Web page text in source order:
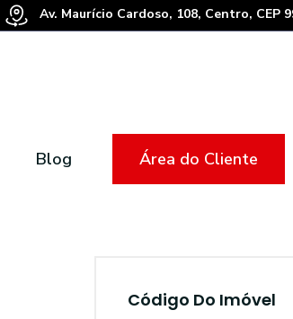
Av. Maurício Cardoso, 108, Centro, CEP
Blog Área do Cliente
Código Do Imóvel